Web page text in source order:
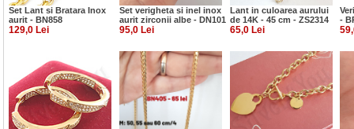
Set Lant si Bratara Inox
aurit - BN858
Set verigheta si inel inox
aurit zirconii albe - DN101
Lant in culoarea aurului
de 14K - 45 cm - ZS2314
-
129,0 Lei 95,0 Lei 65,0 Lei